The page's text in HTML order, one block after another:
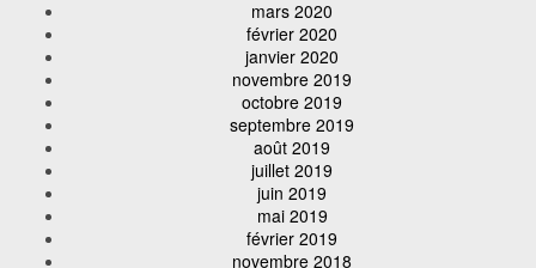
mars 2020
février 2020
janvier 2020
novembre 2019
octobre 2019
septembre 2019
août 2019
juillet 2019
juin 2019
mai 2019
février 2019
novembre 2018